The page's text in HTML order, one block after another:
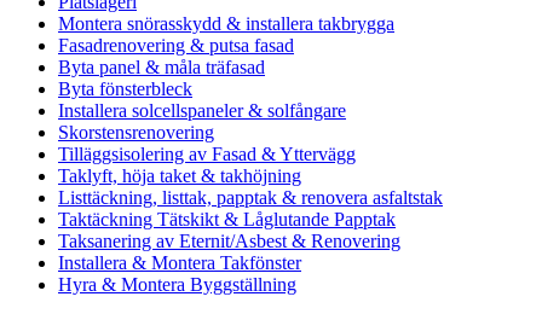
Montera snörasskydd & installera takbrygga
Fasadrenovering & putsa fasad
Byta panel & måla träfasad
Byta fönsterbleck
Installera solcellspaneler & solfångare
Skorstensrenovering
Tilläggsisolering av Fasad & Yttervägg
Taklyft, höja taket & takhöjning
Listtäckning, listtak, papptak & renovera asfaltstak
Taktäckning Tätskikt & Låglutande Papptak
Taksanering av Eternit/Asbest & Renovering
Installera & Montera Takfönster
Hyra & Montera Byggställning